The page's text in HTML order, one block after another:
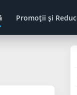
Promoţii şi